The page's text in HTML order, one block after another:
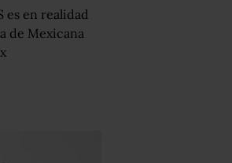
es en realidad
de Mexicana